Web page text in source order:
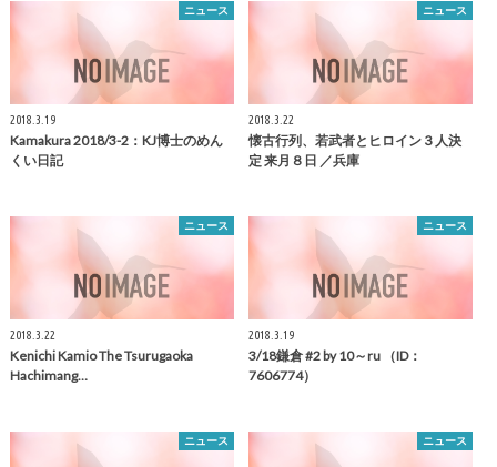
ニュース
2018.3.19
Kamakura2018/3-2：KJ博士のめん
くい日記
ニュース
2018.3.22
懐古行列、若武者とヒロイン３人決
定 来月８日 ／兵庫
ニュース
2018.3.22
Kenichi Kamio The Tsurugaoka
Hachimang…
ニュース
2018.3.19
3/18鎌倉#2 by 10～ru （ID：
7606774）
ニュース ニュース